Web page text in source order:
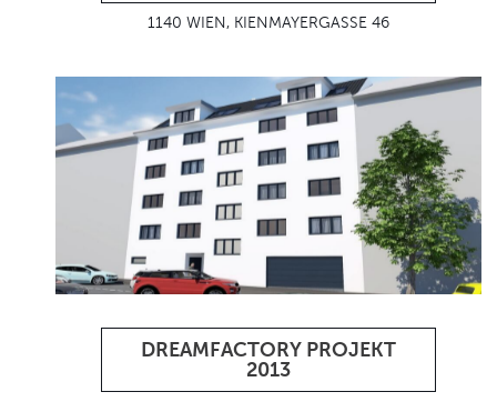
1140 WIEN, KIENMAYERGASSE 46
DREAMFACTORY PROJEKT
2013